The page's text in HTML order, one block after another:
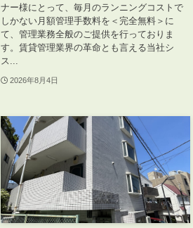
ナー様にとって、毎月のランニングコストで
しかない月額管理手数料を＜完全無料＞に
て、管理業務全般のご提供を行っておりま
す。賃貸管理業界の革命とも言える当社シ
ス...
2026年8月4日